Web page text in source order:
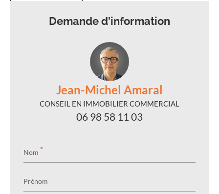
Demande d'information
Jean-Michel Amaral
CONSEIL EN IMMOBILIER COMMERCIAL
06 98 58 11 03
Nom *
Prénom